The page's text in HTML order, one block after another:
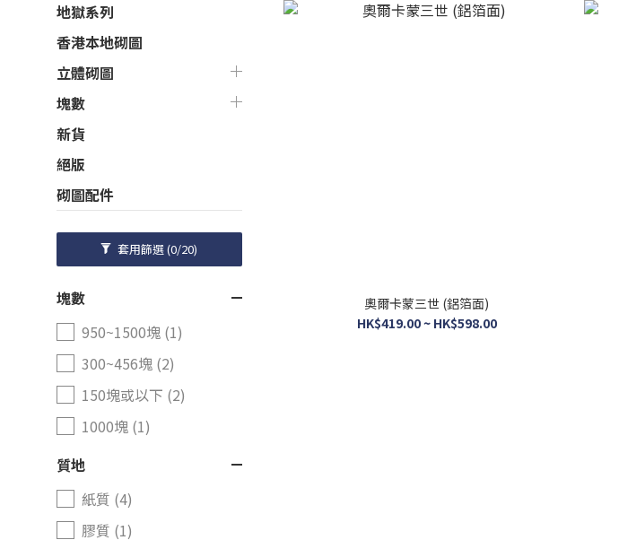
地獄系列
香港本地砌圖
立體砌圖
塊數
新貨
絕版
砌圖配件
套用篩選(0/20)
塊數
950~1500塊 (1)
300~456塊 (2)
150塊或以下 (2)
1000塊 (1)
質地
紙質 (4)
膠質 (1)
奧爾卡蒙三世 (鋁箔面)
HK$419.00 ~ HK$598.00